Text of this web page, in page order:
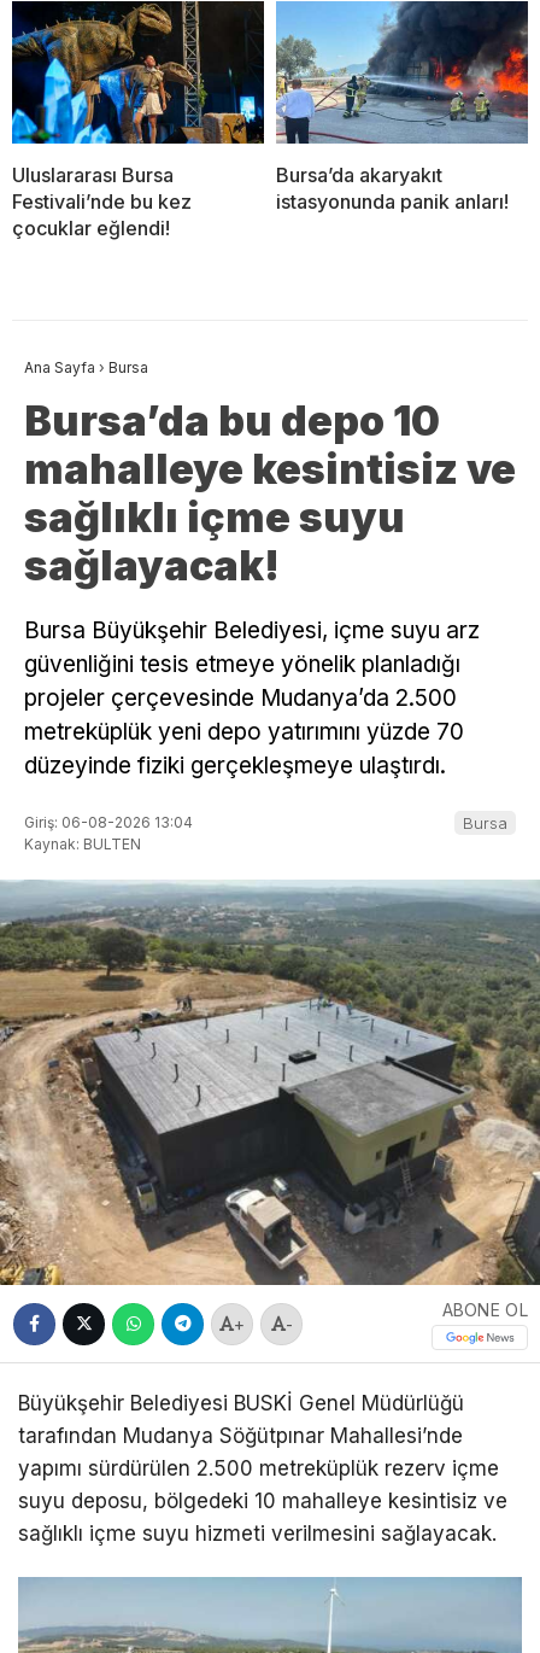
Uluslararası Bursa
Festivali’nde bu kez
çocuklar eğlendi!
Bursa’da akaryakıt
istasyonunda panik anları!
Ana Sayfa › Bursa
Bursa’da bu depo 10
mahalleye kesintisiz ve
sağlıklı içme suyu
sağlayacak!
Bursa Büyükşehir Belediyesi, içme suyu arz
güvenliğini tesis etmeye yönelik planladığı
projeler çerçevesinde Mudanya’da 2.500
metreküplük yeni depo yatırımını yüzde 70
düzeyinde fiziki gerçekleşmeye ulaştırdı.
Giriş: 06-08-2026 13:04
Kaynak: BULTEN
Bursa
+ -
ABONE OL
Büyükşehir Belediyesi BUSKİ Genel Müdürlüğü
tarafından Mudanya Söğütpınar Mahallesi’nde
yapımı sürdürülen 2.500 metreküplük rezerv içme
suyu deposu, bölgedeki 10 mahalleye kesintisiz ve
sağlıklı içme suyu hizmeti verilmesini sağlayacak.